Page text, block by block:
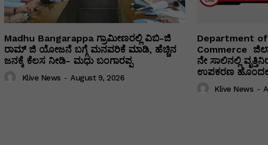
Madhu Bangarappa ಗ್ರಾಮೀಣರಲ್ಲಿ ವಿಬಿ-ಜಿ
ರಾಮ್ ಜಿ ಯೋಜನೆ ಬಗ್ಗೆ ಮನವರಿಕೆ ಮಾಡಿ, ಹೆಚ್ಚಿನ
ಜನಕ್ಕೆ ಕೆಲಸ ನೀಡಿ- ಮಧು ಬಂಗಾರಪ್ಪ
Klive News - August 9, 2026
Department
Commerce
ನೇ ಸಾಲಿನಲ್ಲಿ
ಉಪಕರಣ
Klive News -